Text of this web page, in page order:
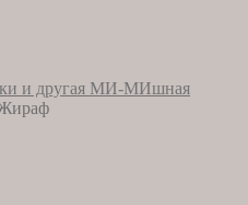
и другая МИ-МИшная